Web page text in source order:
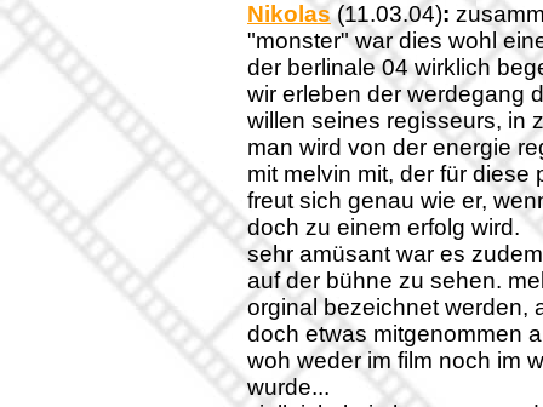
Nikolas (11.03.04):
"monster" war dies wohl
der berlinale 04 wirklich
wir erleben der werdegang
willen seines regisseurs, in
man wird von der energie
mit melvin mit, der für
freut sich genau wie er,
doch zu einem erfolg wird.
sehr amüsant war es
auf der bühne zu sehen.
orginal bezeichnet werden,
doch etwas mitgenommen
woh weder im film noch im
wurde...